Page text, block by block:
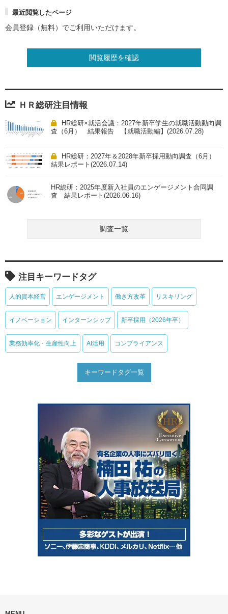
最近閲覧したページ
会員登録（無料）でご利用いただけます。
閲覧履歴を確認
ＨＲ総研注目情報
HR総研×就活会議：2027年新卒学生の就職活動動向調
査（6月） 結果報告 【就職活動編】(2026.07.28)
HR総研：2027年＆2028年新卒採用動向調査（6月）
結果レポート(2026.07.14)
HR総研：2025年度新入社員のエンゲージメント合同調
査 結果レポート(2026.06.16)
調査一覧
注目キーワードタグ
人的資本経営 エンゲージメント 働き方改革 リスキリング
イノベーション インターンシップ 新卒採用（2026年卒）
業務効率化・生産性向上 AI活用 コンプライアンス
キーワードタグ一覧